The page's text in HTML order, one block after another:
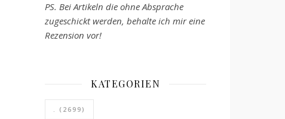
PS. Bei Artikeln die ohne Absprache
zugeschickt werden, behalte ich mir eine
Rezension vor!
KATEGORIEN
. (2699)